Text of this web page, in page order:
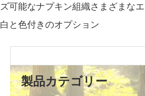
ズ可能なナプキン組織さまざまな
白と色付きのオプション
製品カテゴリー